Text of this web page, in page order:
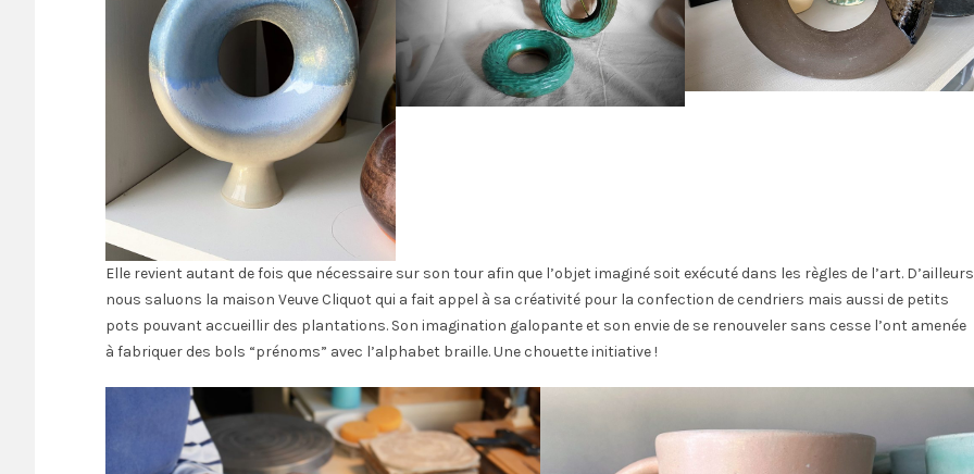
Elle revient autant de fois que nécessaire sur son tour afin que l’objet imaginé soit exécuté dans les règles de l’art. D’ailleurs
nous saluons la maison Veuve Cliquot qui a fait appel à sa créativité pour la confection de cendriers mais aussi de petits
pots pouvant accueillir des plantations. Son imagination galopante et son envie de se renouveler sans cesse l’ont amenée
à fabriquer des bols “prénoms” avec l’alphabet braille. Une chouette initiative !